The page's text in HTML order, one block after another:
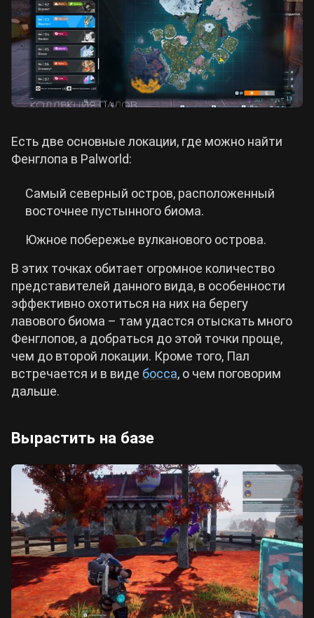
Есть две основные локации, где можно найти
Фенглопа в Palworld:
Самый северный остров, расположенный
восточнее пустынного биома.
Южное побережье вулканового острова.
В этих точках обитает огромное количество
представителей данного вида, в особенности
эффективно охотиться на них на берегу
лавового биома – там удастся отыскать много
Фенглопов, а добраться до этой точки проще,
чем до второй локации. Кроме того, Пал
встречается и в виде босса, о чем поговорим
дальше.
Вырастить на базе